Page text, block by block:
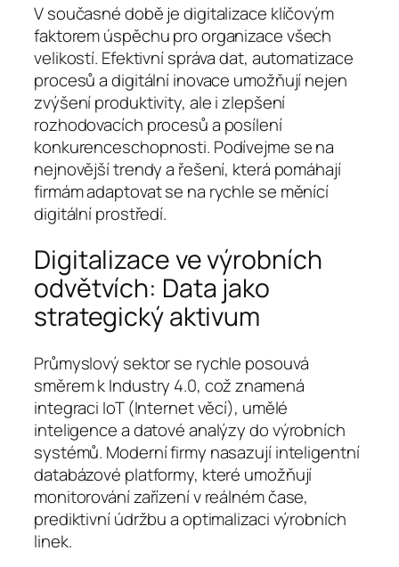
V současné době je digitalizace klíčovým
faktorem úspěchu pro organizace všech
velikostí. Efektivní správa dat, automatizace
procesů a digitální inovace umožňují nejen
zvýšení produktivity, ale i zlepšení
rozhodovacích procesů a posílení
konkurenceschopnosti. Podívejme se na
nejnovější trendy a řešení, která pomáhají
firmám adaptovat se na rychle se měnící
digitální prostředí.
Digitalizace ve výrobních
odvětvích: Data jako
strategický aktivum
Průmyslový sektor se rychle posouvá
směrem k Industry 4.0, což znamená
integraci IoT (Internet věcí), umělé
inteligence a datové analýzy do výrobních
systémů. Moderní firmy nasazují inteligentní
databázové platformy, které umožňují
monitorování zařízení v reálném čase,
prediktivní údržbu a optimalizaci výrobních
linek.